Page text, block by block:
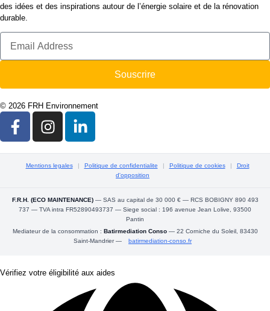
des idées et des inspirations autour de l’énergie solaire et de la rénovation
durable.
Souscrire
© 2026 FRH Environnement
Mentions legales | Politique de confidentialite | Politique de cookies |
Droit
d'opposition
F.R.H. (ECO MAINTENANCE)— SAS au capital de 30 000 € — RCS BOBIGNY 890 493
737 — TVA intra FR52890493737 — Siege social : 196 avenue Jean Lolive, 93500
Pantin
Mediateur de la consommation : Batirmediation Conso— 22 Corniche du Soleil, 83430
Saint-Mandrier —
batirmediation-conso.fr
Vérifiez votre éligibilité aux aides